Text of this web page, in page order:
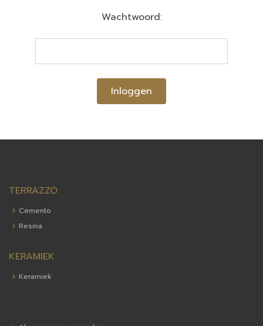
Wachtwoord:
Inloggen
TERRAZZO
Cemento
Resina
KERAMIEK
Keramiek